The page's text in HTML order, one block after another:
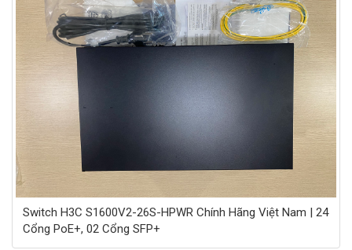
Switch H3C S1600V2-26S-HPWR Chính Hãng Việt Nam | 24
Cổng PoE+, 02 Cổng SFP+